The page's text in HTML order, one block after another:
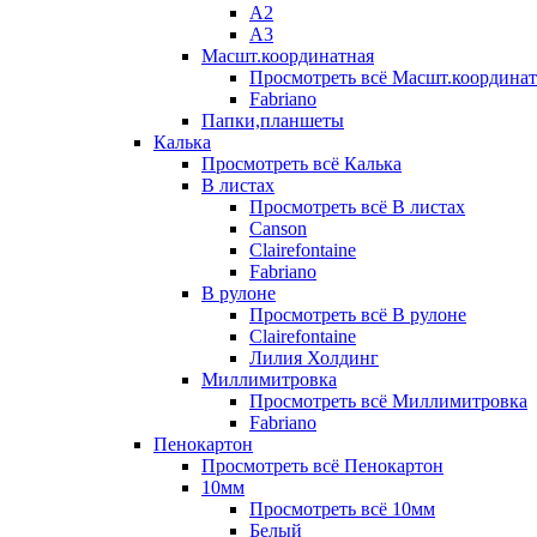
А2
А3
Масшт.координатная
Просмотреть всё
Fabriano
Папки,планшеты
Калька
Просмотреть всё Калька
В листах
Просмотреть всё В листах
Canson
Clairefontaine
Fabriano
В рулоне
Просмотреть всё В рулоне
Clairefontaine
Лилия Холдинг
Миллимитровка
Просмотреть всё Миллимитровка
Fabriano
Пенокартон
Просмотреть всё Пенокартон
10мм
Просмотреть всё 10мм
Белый